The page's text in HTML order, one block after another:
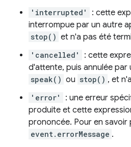
'interrupted'
: cette
interrompue par un autre
stop() et n'a pas été
'cancelled'
: cette
d'attente, puis annulée par
speak() ou stop() , et
'error'
: une erreur
produite et cette
prononcée. Pour en savoir
event.errorMessage .